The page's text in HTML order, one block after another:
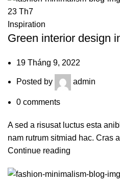
23 Th7
Inspiration
Green interior design
19 Tháng 9, 2022
Posted by admin
0 comments
A sed a risusat luctus esta
nam rutrum sitmiad hac. Cras
Continue reading